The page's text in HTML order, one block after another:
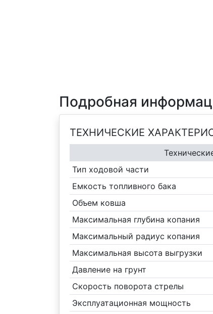
Подробная
ТЕХНИЧЕСКИЕ
Тип ходовой части
Емкость топливного бака
Объем ковша
Максимальная глубина копания
Максимальный радиус копания
Максимальная высота выгрузки
Давление на грунт
Скорость поворота стрелы
Эксплуатационная мощность